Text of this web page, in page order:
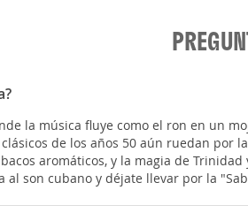
la música fluye como el ron en un
de los años 50 aún ruedan por
aromáticos, y la magia de
al son cubano y déjate llevar por la